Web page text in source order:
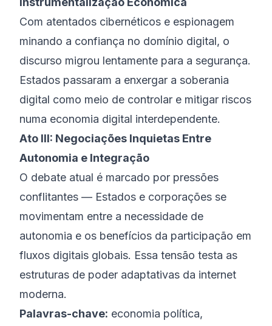
Com atentados cibernéticos e espionagem
minando a confiança no domínio digital, o
discurso migrou lentamente para a segurança.
Estados passaram a enxergar a soberania
digital como meio de controlar e mitigar riscos
numa economia digital interdependente.
Ato III: Negociações Inquietas Entre
Autonomia e Integração
O debate atual é marcado por pressões
conflitantes — Estados e corporações se
movimentam entre a necessidade de
autonomia e os benefícios da participação em
fluxos digitais globais. Essa tensão testa as
estruturas de poder adaptativas da internet
moderna.
Palavras-chave: economia política,